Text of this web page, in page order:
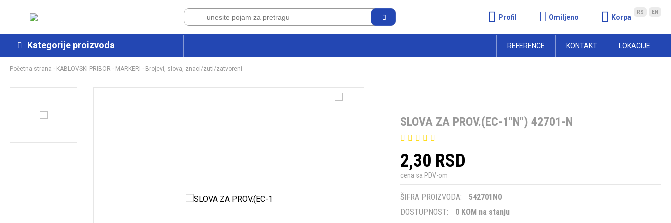
Profil Omiljeno Korpa
RS EN
Kategorije proizvoda REFERENCE KONTAKT LOKACIJE
Početna strana · KABLOVSKI PRIBOR · MARKERI · Brojevi, slova, znaci/zuti/zatvoreni
SLOVA ZA PROV.(EC-1"N") 42701-N
2,30 RSD
cena sa PDV-om
ŠIFRA PROIZVODA:
542701N0
DOSTUPNOST:
0 KOM na stanju